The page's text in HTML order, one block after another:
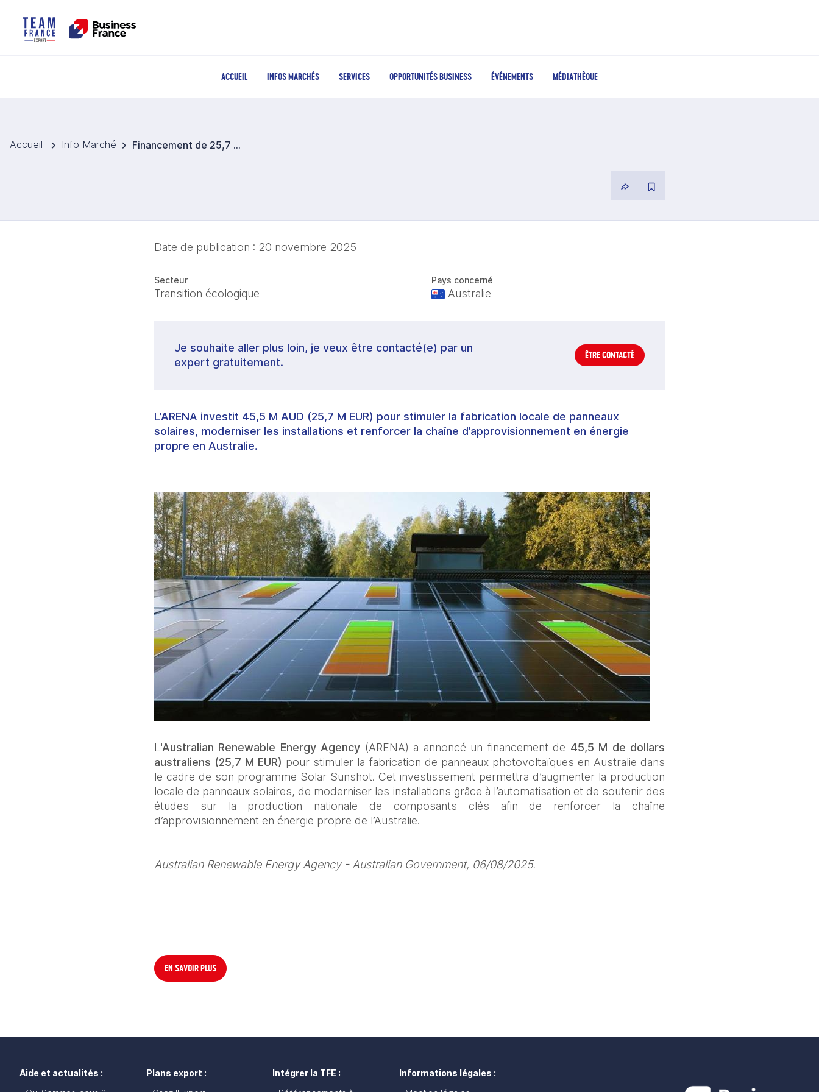
ACCUEIL INFOS MARCHÉS SERVICES OPPORTUNITÉS BUSINESS ÉVÉNEMENTS MÉDIATHÈQUE
Accueil Info Marché Financement de 25,7 M EUR pour renforcer la production solaire australienne
Date de publication : 20 novembre 2025
Secteur
Transition écologique
Pays concerné
Australie
Je souhaite aller plus loin, je veux être contacté(e) par un
expert gratuitement.
ÊTRE CONTACTÉ
L’ARENA investit 45,5 M AUD (25,7 M EUR) pour stimuler la fabrication locale de panneaux
solaires, moderniser les installations et renforcer la chaîne d’approvisionnement en énergie
propre en Australie.
L 'Australian Renewable Energy Agency (ARENA) a annoncé un financement de 45,5 M de dollars
australiens (25,7 M EUR) pour stimuler la fabrication de panneaux photovoltaïques en Australie dans
le cadre de son programme Solar Sunshot. Cet investissement permettra d’augmenter la production
locale de panneaux solaires, de moderniser les installations grâce à l’automatisation et de soutenir des
études sur la production nationale de composants clés afin de renforcer la chaîne
d’approvisionnement en énergie propre de l’Australie.
Australian Renewable Energy Agency - Australian Government, 06/08/2025.
EN SAVOIR PLUS
Aide et actualités :
Plans export :
Intégrer la TFE :
Informations légales :